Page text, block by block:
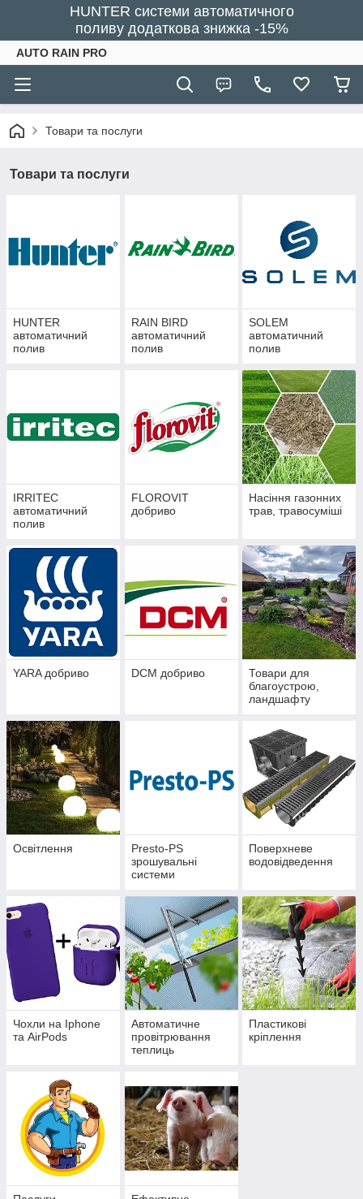
HUNTER системи автоматичного
поливу додаткова знижка -15%
AUTO RAIN PRO
Товари та послуги
Товари та послуги
HUNTER
автоматичний
полив
RAIN BIRD
автоматичний
полив
SOLEM
автоматичний
полив
IRRITEC
автоматичний
полив
FLOROVIT
добриво
Насіння газонних
трав, травосуміші
YARA добриво DCM добриво
Товари для
благоустрою,
ландшафту
Освітлення
Presto-PS
зрошувальні
системи
Поверхневе
водовідведення
Чохли на Iphone
та AirPods
Автоматичне
провітрювання
теплиць
Пластикові
кріплення